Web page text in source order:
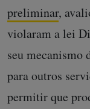
preliminar,
violaram a lei
seu mecanismo
para outros
permitir que